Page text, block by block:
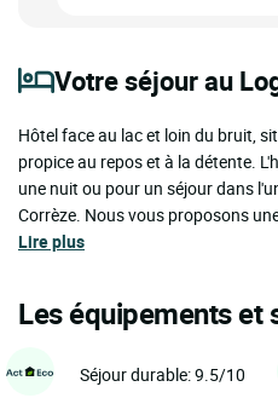
Votre séjour au
Hôtel face au lac et loin du bruit,
propice au repos et à la détente.
une nuit ou pour un séjour dans
Corrèze. Nous vous proposons
Lire plus
Les équipements et
Séjour durable: 9.5/10